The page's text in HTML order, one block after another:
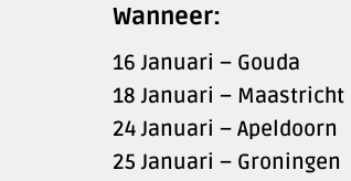
Wanneer:
16 Januari – Gouda
18 Januari – Maastricht
24 Januari – Apeldoorn
25 Januari – Groningen